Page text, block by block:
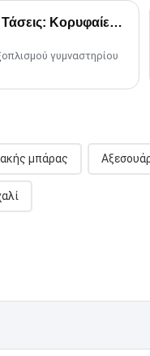
2025 Οδηγός προμήθειας εξοπλισμού γυμναστηρίου: Τάσεις: Κορυφαίες τάσεις
γυμναστηρίου
μπάρας